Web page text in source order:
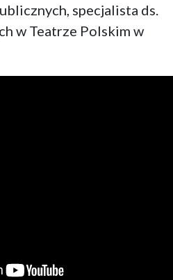
specjalista ds.
w Teatrze Polskim w